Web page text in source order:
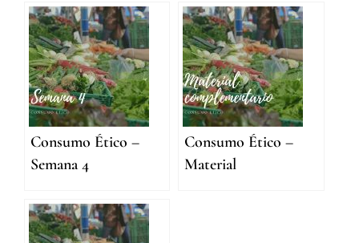
Consumo Ético –
Semana 4
Consumo Ético –
Material